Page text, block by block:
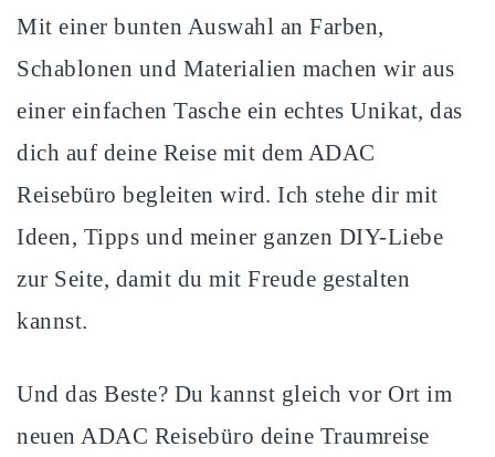
Mit einer bunten Auswahl an Farben,
Schablonen und Materialien machen wir aus
einer einfachen Tasche ein echtes Unikat, das
dich auf deine Reise mit dem ADAC
Reisebüro begleiten wird. Ich stehe dir mit
Ideen, Tipps und meiner ganzen DIY-Liebe
zur Seite, damit du mit Freude gestalten
kannst.
Und das Beste? Du kannst gleich vor Ort im
neuen ADAC Reisebüro deine Traumreise